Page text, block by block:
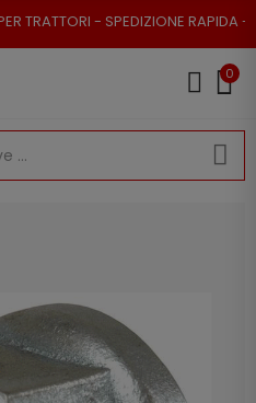
SPEDIZIONE RAPIDA - RESO
0